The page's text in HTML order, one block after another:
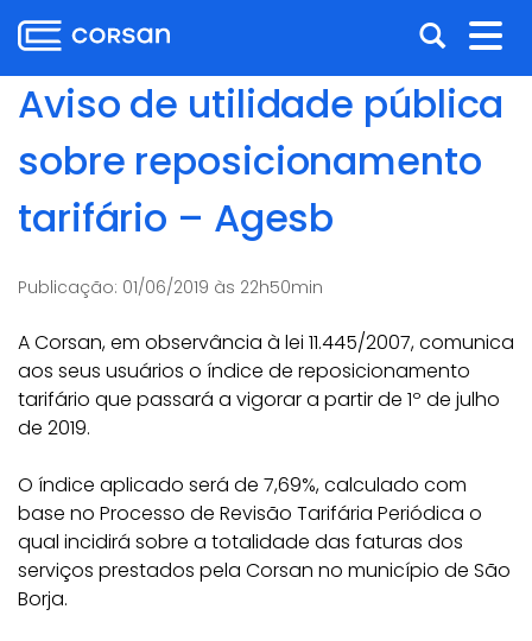
para
o
conteúdo
para
menu
para
o
conteúdo
Abrir
a
busca
Aviso de utilidade pública
sobre reposicionamento
tarifário – Agesb
Publicação: 01/06/2019 às 22h50min
A Corsan, em observância à lei 11.445/2007, comunica
aos seus usuários o índice de reposicionamento
tarifário que passará a vigorar a partir de 1º de julho
de 2019.
O índice aplicado será de 7,69%, calculado com
base no Processo de Revisão Tarifária Periódica o
qual incidirá sobre a totalidade das faturas dos
serviços prestados pela Corsan no município de São
Borja.